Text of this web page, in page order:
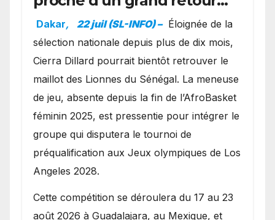
avec les Lionnes ?
Dakar, 22 juil (SL-INFO) – Éloignée de la
sélection nationale depuis plus de dix mois,
Cierra Dillard pourrait bientôt retrouver le
maillot des Lionnes du Sénégal. La meneuse
de jeu, absente depuis la fin de l’AfroBasket
féminin 2025, est pressentie pour intégrer le
groupe qui disputera le tournoi de
préqualification aux Jeux olympiques de Los
Angeles 2028.
Cette compétition se déroulera du 17 au 23
août 2026 à Guadalajara, au Mexique, et